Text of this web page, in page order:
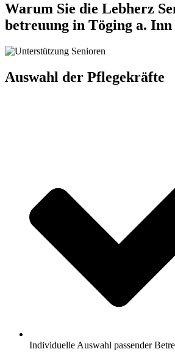
Warum Sie die Lebherz
betreuung in Töging a.
Auswahl der Pflegekräfte
Individuelle Auswahl passender